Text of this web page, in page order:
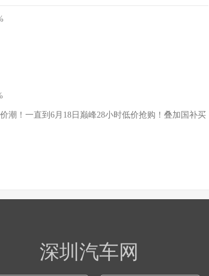
潮！一直到6月18日巅峰28小时低价抢购！叠加国补买
深圳汽车网